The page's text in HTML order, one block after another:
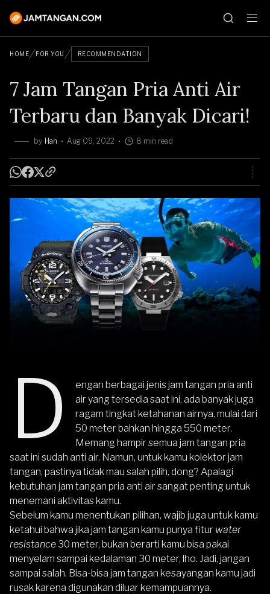
HOME FOR YOU RECOMMENDATION
7 Jam Tangan Pria Anti Air
Terbaru dan Banyak Dicari!
by Han Aug 09, 2022 8 min read
D
engan berbagai jenis jam tangan pria anti
air yang tersedia saat ini, ada banyak juga
ragam tingkat ketahanan airnya, mulai dari
50 meter bahkan hingga 550 meter.
Memang hampir semua jam tangan pria
saat ini sudah anti air. Namun, untuk kamu kolektor jam
tangan, pastinya tidak mau salah pilih, dong? Apalagi
kebutuhan jam tangan pria anti air sangat penting untuk
menemani aktivitas kamu.
Sebelum kamu menentukan pilihan, wajib juga untuk kamu
ketahui bahwa jika jam tangan kamu punya fitur water
resistance30 meter, bukan berarti kamu bisa pakai
menyelam sampai kedalaman 30 meter, lho. Jadi, jangan
sampai salah. Bisa-bisa jam tangan kesayangan kamu jadi
rusak karena digunakan diluar kemampuannya.